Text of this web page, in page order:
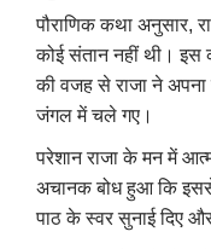
पौराणिक कथा अनुसार,
कोई संतान नहीं थी। इस
की वजह से राजा ने अपना
जंगल में चले गए।
परेशान राजा के मन में
अचानक बोध हुआ कि इससे
पाठ के स्वर सुनाई दिए